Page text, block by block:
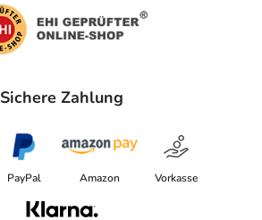
Sichere Zahlung
PayPal Amazon Vorkasse